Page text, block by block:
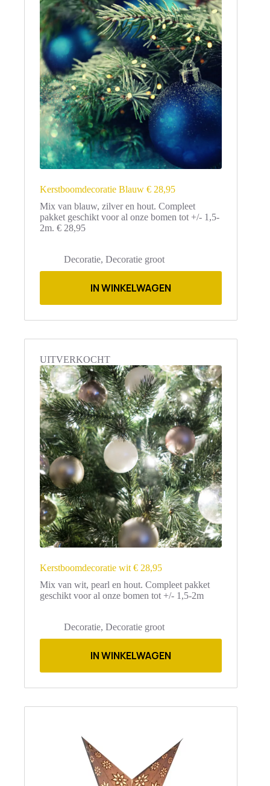
Kerstboomdecoratie Blauw € 28,95
Mix van blauw, zilver en hout. Compleet
pakket geschikt voor al onze bomen tot +/- 1,5-
2m. € 28,95
Decoratie, Decoratie groot
IN WINKELWAGEN
UITVERKOCHT
Kerstboomdecoratie wit € 28,95
Mix van wit, pearl en hout. Compleet pakket
geschikt voor al onze bomen tot +/- 1,5-2m
Decoratie, Decoratie groot
IN WINKELWAGEN